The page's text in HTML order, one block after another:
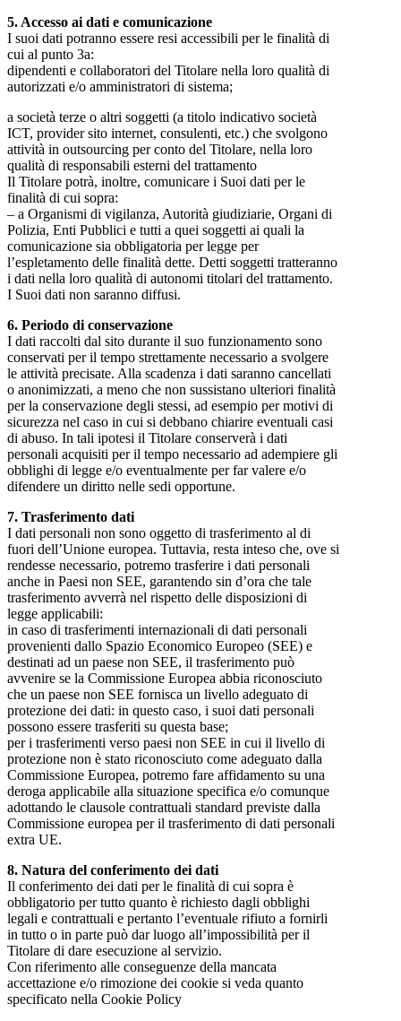
5. Accesso ai dati e comunicazione
I suoi dati potranno essere resi accessibili per le finalità di
cui al punto 3a:
dipendenti e collaboratori del Titolare nella loro qualità di
autorizzati e/o amministratori di sistema;
a società terze o altri soggetti (a titolo indicativo società
ICT, provider sito internet, consulenti, etc.) che svolgono
attività in outsourcing per conto del Titolare, nella loro
qualità di responsabili esterni del trattamento
Il Titolare potrà, inoltre, comunicare i Suoi dati per le
finalità di cui sopra:
– a Organismi di vigilanza, Autorità giudiziarie, Organi di
Polizia, Enti Pubblici e tutti a quei soggetti ai quali la
comunicazione sia obbligatoria per legge per
l’espletamento delle finalità dette. Detti soggetti tratteranno
i dati nella loro qualità di autonomi titolari del trattamento.
I Suoi dati non saranno diffusi.
6. Periodo di conservazione
I dati raccolti dal sito durante il suo funzionamento sono
conservati per il tempo strettamente necessario a svolgere
le attività precisate. Alla scadenza i dati saranno cancellati
o anonimizzati, a meno che non sussistano ulteriori finalità
per la conservazione degli stessi, ad esempio per motivi di
sicurezza nel caso in cui si debbano chiarire eventuali casi
di abuso. In tali ipotesi il Titolare conserverà i dati
personali acquisiti per il tempo necessario ad adempiere gli
obblighi di legge e/o eventualmente per far valere e/o
difendere un diritto nelle sedi opportune.
7. Trasferimento dati
I dati personali non sono oggetto di trasferimento al di
fuori dell’Unione europea. Tuttavia, resta inteso che, ove si
rendesse necessario, potremo trasferire i dati personali
anche in Paesi non SEE, garantendo sin d’ora che tale
trasferimento avverrà nel rispetto delle disposizioni di
legge applicabili:
in caso di trasferimenti internazionali di dati personali
provenienti dallo Spazio Economico Europeo (SEE) e
destinati ad un paese non SEE, il trasferimento può
avvenire se la Commissione Europea abbia riconosciuto
che un paese non SEE fornisca un livello adeguato di
protezione dei dati: in questo caso, i suoi dati personali
possono essere trasferiti su questa base;
per i trasferimenti verso paesi non SEE in cui il livello di
protezione non è stato riconosciuto come adeguato dalla
Commissione Europea, potremo fare affidamento su una
deroga applicabile alla situazione specifica e/o comunque
adottando le clausole contrattuali standard previste dalla
Commissione europea per il trasferimento di dati personali
extra UE.
8. Natura del conferimento dei dati
Il conferimento dei dati per le finalità di cui sopra è
obbligatorio per tutto quanto è richiesto dagli obblighi
legali e contrattuali e pertanto l’eventuale rifiuto a fornirli
in tutto o in parte può dar luogo all’impossibilità per il
Titolare di dare esecuzione al servizio.
Con riferimento alle conseguenze della mancata
accettazione e/o rimozione dei cookie si veda quanto
specificato nella Cookie Policy